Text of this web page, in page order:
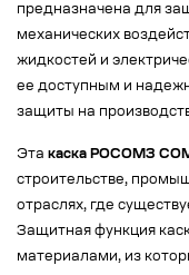
предназначена для
механических
жидкостей и
ее доступным и
защиты на
Эта каска РОСОМЗ
строительстве,
отраслях, где
Защитная функция
материалами, из